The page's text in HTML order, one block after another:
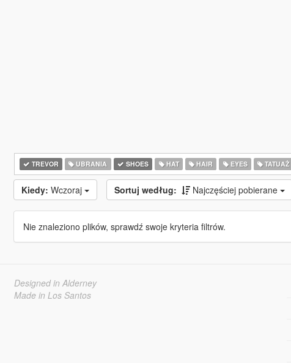
TREVOR UBRANIA SHOES HAT HAIR EYES TATUAŻ
Kiedy: Wczoraj Sortuj według: Najczęściej pobierane
Nie znaleziono plików, sprawdź swoje kryteria filtrów.
Designed in Alderney
Made in Los Santos